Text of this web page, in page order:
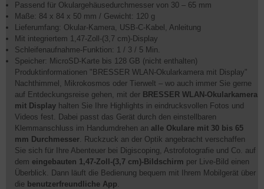
Passend für Okulargehäusedurchmesser von 30 – 65 mm
Maße: 84 x 84 x 50 mm / Gewicht: 120 g
Lieferumfang: Okular-Kamera, USB-C-Kabel, Anleitung
Mit integriertem 1,47-Zoll-(3,7 cm)-Display
Schleifenaufnahme-Funktion: 1 / 3 / 5 Min.
Speicher: MicroSD-Karte bis 128 GB (nicht enthalten)
Produktinformationen "BRESSER WLAN-Okularkamera mit Display"
Nachthimmel, Mikrokosmos oder Tierwelt – wo auch immer Sie gerne
auf Entdeckungsreise gehen, mit der BRESSER WLAN-Okularkamera
mit Display halten Sie Ihre Highlights in eindrucksvollen Fotos und
Videos fest. Dabei passt das Gerät durch den einstellbaren
Klemmanschluss im Handumdrehen an alle Okulare mit 30 bis 65
mm Durchmesser. Ruckzuck an der Optik angebracht verschaffen
Sie sich für Ihre Abenteuer bei Digiscoping, Astrofotografie und Co. auf
dem eingebauten 1,47-Zoll-(3,7 cm)-Bildschirm per Live-Bild einen
Überblick. Dann läuft die Bedienung bequem mit Ihrem Mobilgerät über
die benutzerfreundliche App.